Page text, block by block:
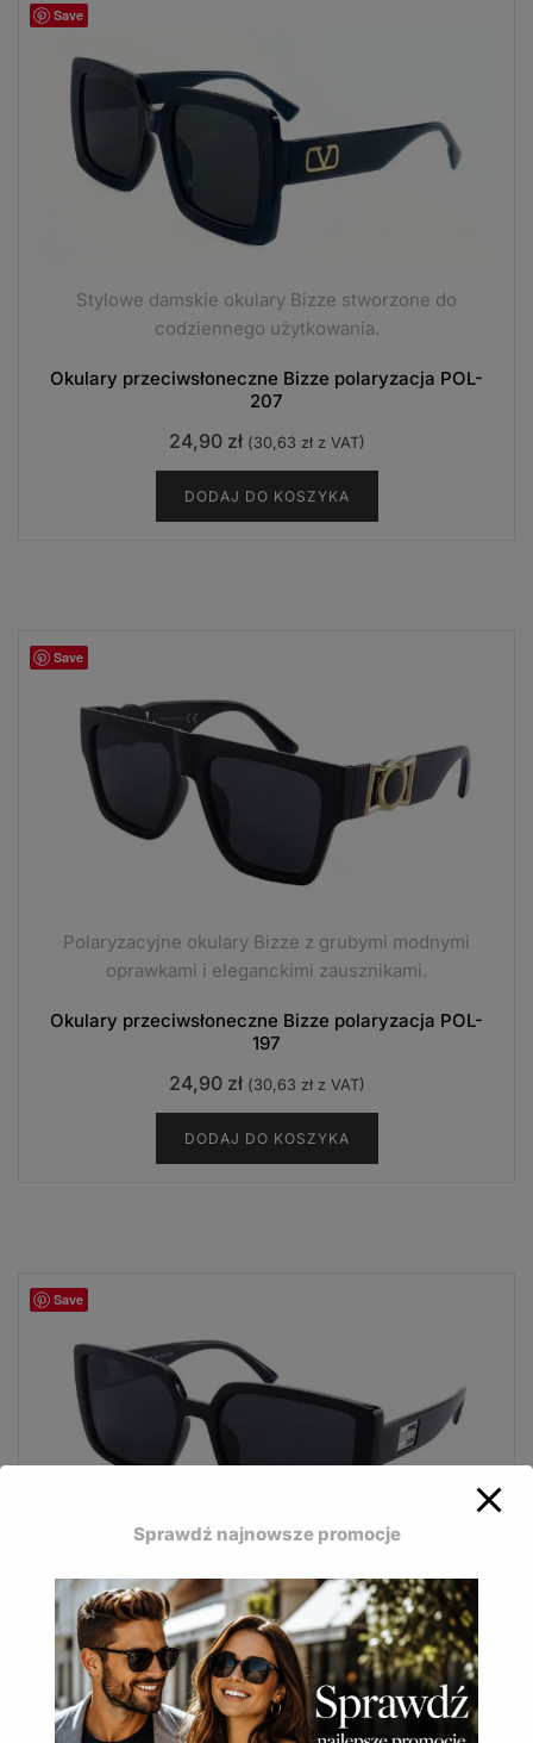
Save
Stylowe damskie okulary Bizze stworzone do
codziennego użytkowania.
Okulary przeciwsłoneczne Bizze polaryzacja POL-
207
24,90 zł (30,63 złz VAT)
DODAJ DO KOSZYKA
Save
Polaryzacyjne okulary Bizze z grubymi modnymi
oprawkami i eleganckimi zausznikami.
Okulary przeciwsłoneczne Bizze polaryzacja POL-
197
24,90 zł (30,63 złz VAT)
DODAJ DO KOSZYKA
Save
Bizze Polaryzacja to modne okulary z ciemnymi
oprawkami i kobiecym stylem.
Okulary przeciwsłoneczne Bizze polaryzacja POL-
200
24,90zł (30,63 zł z VAT)
Sprawdź najnowsze promocje